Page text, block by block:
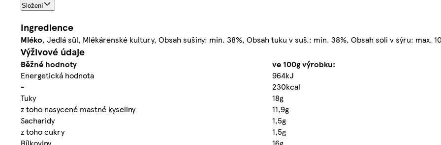
Složení
Ingredience
Mléko, Jedlá sůl, Mlékárenské kultury, Obsah sušiny: min. 38%, Obsah tuku v suš.: min. 38%, Obsah soli v sýru: max.
Výživové údaje
Běžné hodnoty
ve 100g výrobku:
Energetická hodnota
964kJ
-
230kcal
Tuky
18g
z toho nasycené mastné kyseliny
11,9g
Sacharidy
1,5g
z toho cukry
1,5g